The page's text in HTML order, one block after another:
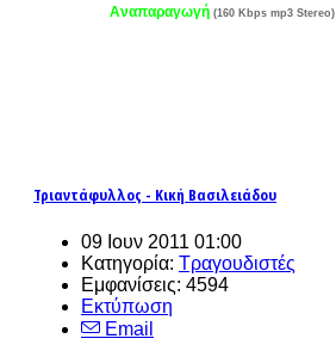
Αναπαραγωγή (160 Kbps mp3 Stereo)
Τριαντάφυλλος - Κική Βασιλειάδου
09 Ιουν 2011 01:00
Κατηγορία: Τραγουδιστές
Εμφανίσεις: 4594
Εκτύπωση
Email